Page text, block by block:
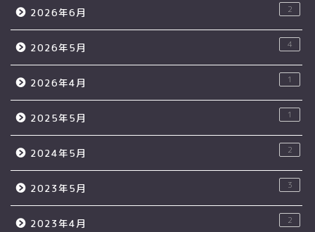
2026年6月 2
2026年5月 4
2026年4月 1
2025年5月 1
2024年5月 2
2023年5月 3
2023年4月 2